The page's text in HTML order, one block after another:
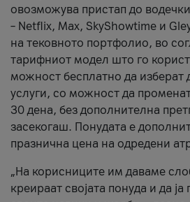
овозможува пристап до
– Netflix, Max, SkyShowtime и
на тековното портфолио, во
тарифниот модел што го
можност бесплатно да изберат
услуги, со можност да
30 дена, без дополнителна
засекогаш. Понудата е
празнична цена на одредени
„На корисниците им даваме
креираат својата понуда и да